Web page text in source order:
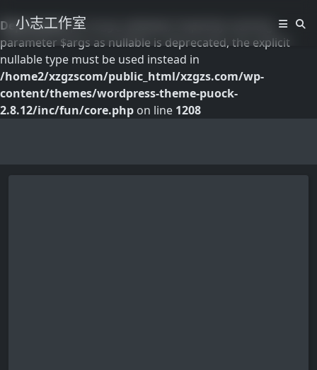
Deprecated: pk_vd_gt_validate(): Implicitly marking
parameter $args as nullable is deprecated, the explicit
nullable type must be used instead in
/home2/xzgzscom/public_html/xzgzs.com/wp-
content/themes/wordpress-theme-puock-
2.8.12/inc/fun/core.php on line 1208
小志工作室